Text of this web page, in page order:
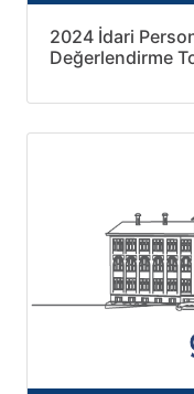
2024 İdari
Değerlendirme